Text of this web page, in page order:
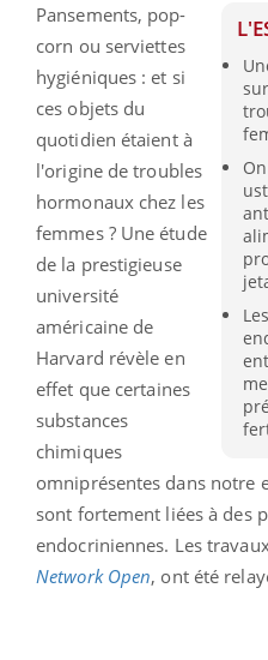
Pansements, pop-
corn ou serviettes
hygiéniques : et si
ces objets du
quotidien étaient à
l'origine de troubles
hormonaux chez les
femmes ? Une étude
de la prestigieuse
université
américaine de
Harvard révèle en
effet que certaines
substances
chimiques
omniprésentes dans notre
sont fortement liées à des
endocriniennes. Les
Network Open, ont été